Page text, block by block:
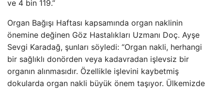
ve 4 bin 119.”
Organ Bağışı Haftası kapsamında organ naklinin
önemine değinen Göz Hastalıkları Uzmanı Doç. Ayşe
Sevgi Karadağ, şunları söyledi: “Organ nakli, herhangi
bir sağlıklı donörden veya kadavradan işlevsiz bir
organın alınmasıdır. Özellikle işlevini kaybetmiş
dokularda organ nakli büyük önem taşıyor. Ülkemizde